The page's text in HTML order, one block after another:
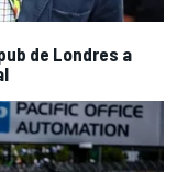
de Londres a